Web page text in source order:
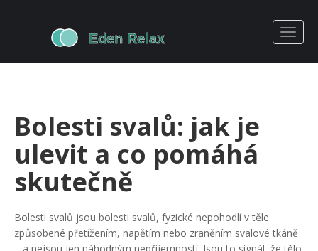
Bolesti svalů: jak je
ulevit a co pomáhá
skutečně
Bolesti svalů jsou bolesti svalů, fyzické nepohodlí v těle
způsobené přetížením, napětím nebo zraněním svalové tkáně